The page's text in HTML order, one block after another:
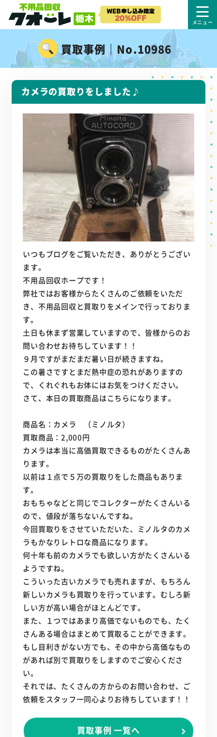
買取事例｜No.10986
カメラの買取りをしました♪
いつもブログをご覧いただき、ありがとうござい
ます。
不用品回収ホープです！
弊社ではお客様からたくさんのご依頼をいただ
き、不用品回収と買取りをメインで行っておりま
す。
土日も休まず営業していますので、皆様からのお
問い合わせお待ちしています！！
９月ですがまだまだ暑い日が続きますね。
この暑さですとまだ熱中症の恐れがありますの
で、くれぐれもお体にはお気をつけください。
さて、本日の買取商品はこちらになります。
商品名：カメラ （ミノルタ）
買取商品：2,000円
カメラは本当に高価買取できるものがたくさんあ
ります。
以前は１点で５万の買取りをした商品もありま
す。
おもちゃなどと同じでコレクターがたくさんいる
ので、値段が落ちないんですね。
今回買取りをさせていただいた、ミノルタのカメ
ラもかなりレトロな商品になります。
何十年も前のカメラでも欲しい方がたくさんいる
ようですね。
こういった古いカメラでも売れますが、もちろん
新しいカメラも買取りを行っています。むしろ新
しい方が高い場合がほとんどです。
また、１つではあまり高価でないものでも、たく
さんある場合はまとめて買取ることができます。
もし目利きがない方でも、その中から高価なもの
があれば別で買取りをしますのでご安心くださ
い。
それでは、たくさんの方からのお問い合わせ、ご
依頼をスタッフ一同心よりお待ちしています！！
買取事例 一覧へ